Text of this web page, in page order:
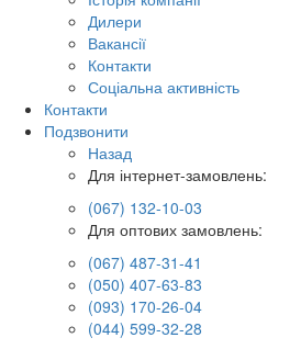
Дилери
Вакансії
Контакти
Соціальна активність
Контакти
Подзвонити
Назад
Для інтернет-замовлень:
(067) 132-10-03
Для оптових замовлень:
(067) 487-31-41
(050) 407-63-83
(093) 170-26-04
(044) 599-32-28